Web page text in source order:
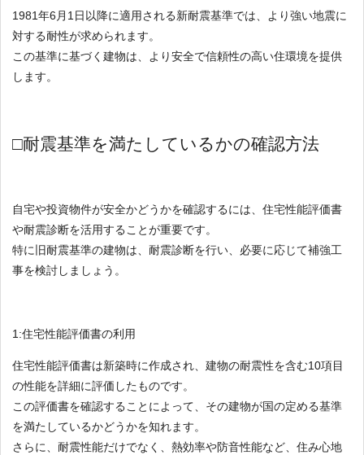
1981年6月1日以降に適用される新耐震基準では、より強い地震に
対する耐性が求められます。
この基準に基づく建物は、より安全で信頼性の高い住環境を提供
します。
□耐震基準を満たしているかの確認方法
自宅や投資物件が安全かどうかを確認するには、住宅性能評価書
や耐震診断を活用することが重要です。
特に旧耐震基準の建物は、耐震診断を行い、必要に応じて補強工
事を検討しましょう。
1:住宅性能評価書の利用
住宅性能評価書は新築時に作成され、建物の耐震性を含む10項目
の性能を詳細に評価したものです。
この評価書を確認することによって、その建物が国の定める基準
を満たしているかどうかを知れます。
さらに、耐震性能だけでなく、熱効率や防音性能など、住み心地